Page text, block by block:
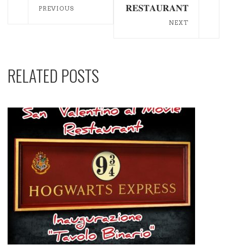
PREVIOUS
𝐑𝐄𝐒𝐓𝐀𝐔𝐑𝐀𝐍𝐓
NEXT
RELATED POSTS